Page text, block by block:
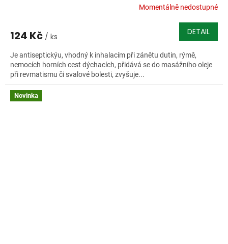
Momentálně nedostupné
124 Kč / ks DETAIL
Je antiseptickýu, vhodný k inhalacím při zánětu dutin, rýmě,
nemocích horních cest dýchacích, přidává se do masážního oleje
při revmatismu či svalové bolesti, zvyšuje...
Novinka